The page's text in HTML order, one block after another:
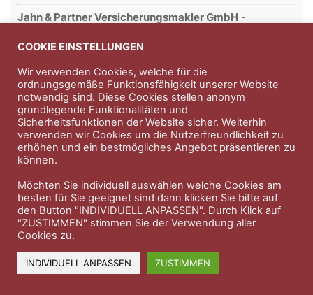
Jahn & Partner Versicherungsmakler GmbH -
Professioneller Rundumschutz seit über 30 Jahren.
Impressum Nutzungsbedingungen
Datenschutzerklärung Therapeutenkatalog Über uns
COOKIE EINSTELLUNGEN
Wir verwenden Cookies, welche für die
ordnungsgemäße Funktionsfähigkeit unserer Website
notwendig sind. Diese Cookies stellen anonym
grundlegende Funktionalitäten und
Sicherheitsfunktionen der Website sicher. Weiterhin
verwenden wir Cookies um die Nutzerfreundlichkeit zu
erhöhen und ein bestmögliches Angebot präsentieren zu
können.
Möchten Sie individuell auswählen welche Cookies am
besten für Sie geeignet sind dann klicken Sie bitte auf
den Button "INDIVIDUELL ANPASSEN". Durch Klick auf
"ZUSTIMMEN" stimmen Sie der Verwendung aller
Cookies zu.
INDIVIDUELL ANPASSEN ZUSTIMMEN